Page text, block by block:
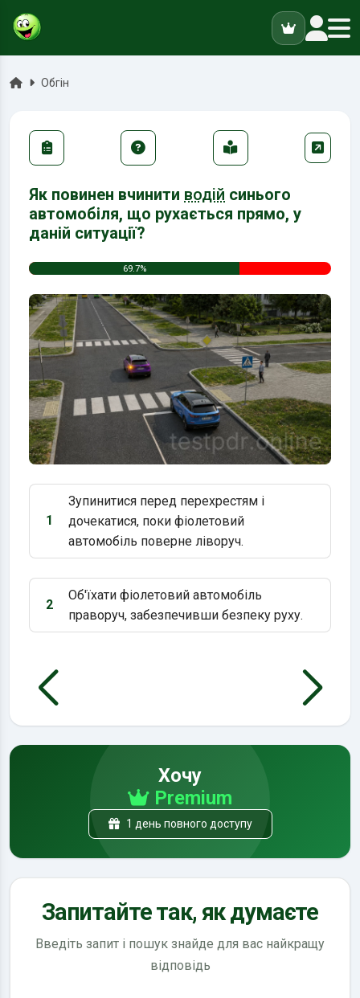
ГоловнаОбгін
Як повинен вчинити водій синього
автомобіля, що рухається прямо, у
даній ситуації?
69.7%
Варіант 1:
1
Зупинитися перед перехрестям і
дочекатися, поки фіолетовий
автомобіль поверне ліворуч.
Варіант 2:
2
Об'їхати фіолетовий автомобіль
праворуч, забезпечивши безпеку руху.
Хочу
Premium
1 день повного доступу
Запитайте так, як думаєте
Введіть запит і пошук знайде для вас найкращу
відповідь